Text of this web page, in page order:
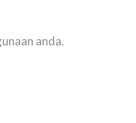
anda.